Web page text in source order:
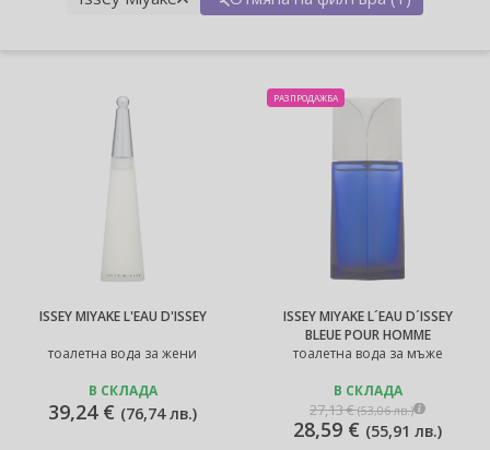
ISSEY MIYAKE L'EAU D'ISSEY
тоалетна вода за жени
В СКЛАДА
39,24 € (76,74 лв.)
ISSEY MIYAKE L´EAU D´ISSEY
BLEUE POUR HOMME
тоалетна вода за мъже
РАЗПРОДАЖБА
В СКЛАДА
27,13 €(53,06 лв.)
28,59 € (55,91 лв.)